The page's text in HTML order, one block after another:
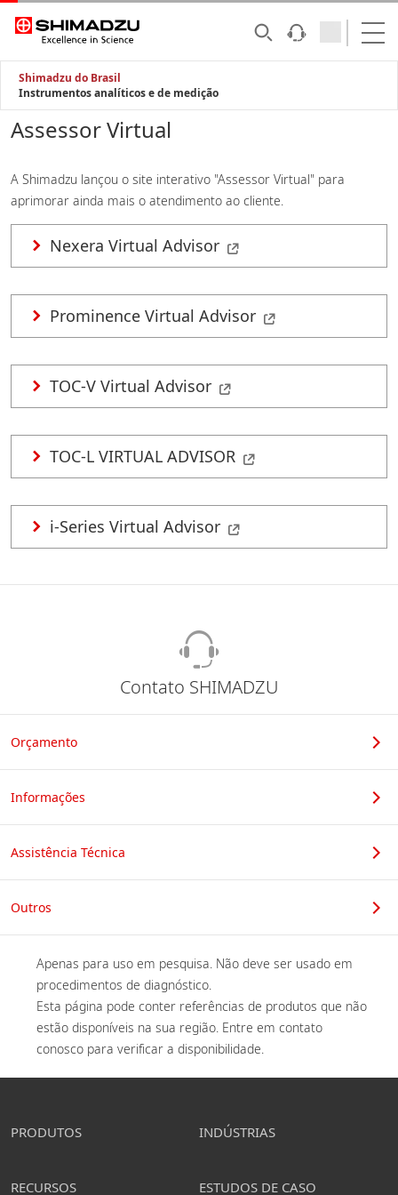
Shimadzu do Brasil
Instrumentos analíticos e de medição
Assessor Virtual
A Shimadzu lançou o site interativo "Assessor Virtual" para
aprimorar ainda mais o atendimento ao cliente.
Nexera Virtual Advisor
Prominence Virtual Advisor
TOC-V Virtual Advisor
TOC-L VIRTUAL ADVISOR
i-Series Virtual Advisor
Contato SHIMADZU
Orçamento
Informações
Assistência Técnica
Outros
Apenas para uso em pesquisa. Não deve ser usado em
procedimentos de diagnóstico.
Esta página pode conter referências de produtos que não
estão disponíveis na sua região. Entre em contato
conosco para verificar a disponibilidade.
PRODUTOS INDÚSTRIAS
RECURSOS ESTUDOS DE CASO